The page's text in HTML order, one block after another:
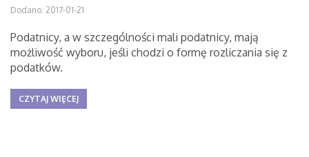
Dodano: 2017-01-21
Podatnicy, a w szczególności mali podatnicy, mają
możliwość wyboru, jeśli chodzi o formę rozliczania się z
podatków.
CZYTAJ WIĘCEJ